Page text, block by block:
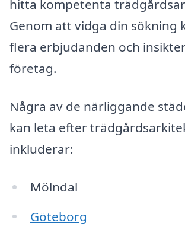
hitta kompetenta
Genom att vidga din sökning
flera erbjudanden och
företag.
Några av de närliggande
kan leta efter
inkluderar:
Mölndal
Göteborg